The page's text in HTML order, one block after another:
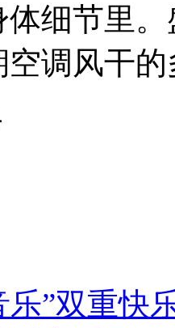
细节里
空调风干
乐”双重快